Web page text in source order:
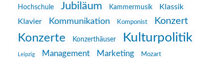
Hochschule Jubiläum Kammermusik
Klassik
Klavier
Kommunikation Komponist Konzert
Konzerte Konzerthäuser Kulturpolitik
Leipzig Management Marketing Mozart